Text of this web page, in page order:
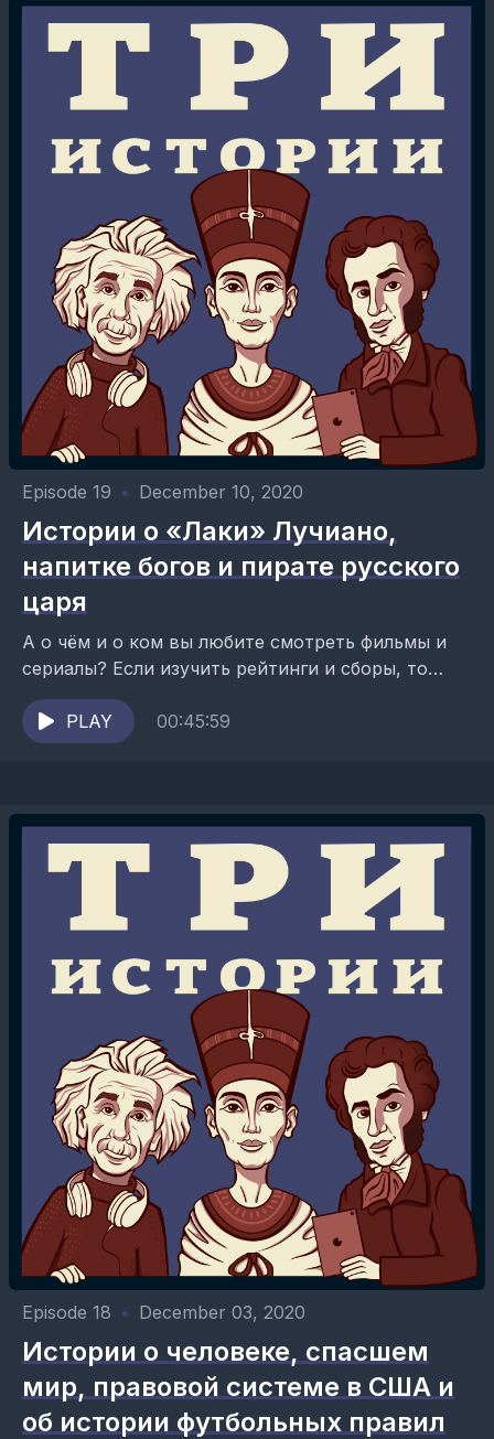
Episode 19 • December 10, 2020
Истории о «Лаки» Лучиано,
напитке богов и пирате русского
царя
А о чём и о ком вы любите смотреть фильмы и
сериалы? Если изучить рейтинги и сборы, то
становится вполне понятно, что значительные
массы...PLAY 00:45:59
Episode 18 • December 03, 2020
Истории о человеке, спасшем
мир, правовой системе в США и
об истории футбольных правил